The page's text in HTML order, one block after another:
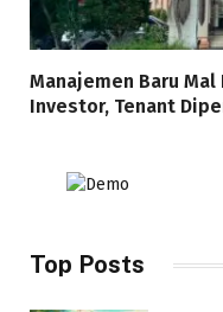
Manajemen Baru
Investor, Tenant
Top Posts